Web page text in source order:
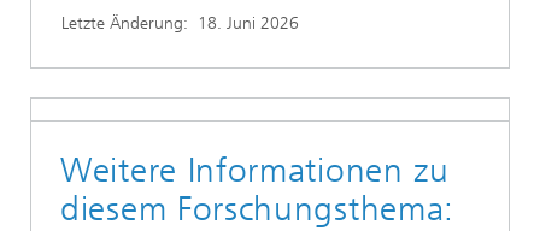
Letzte Änderung: 18. Juni 2026
Weitere Informationen zu
diesem Forschungsthema: